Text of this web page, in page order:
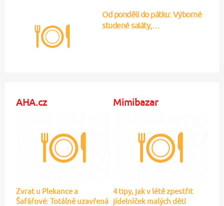
Od pondělí do pátku: Výborné
studené saláty,…
AHA.cz
Zvrat u Plekance a
Šafářové: Totálně uzavřená
Mimibazar
4 tipy, jak v létě zpestřit
jídelníček malých dětí